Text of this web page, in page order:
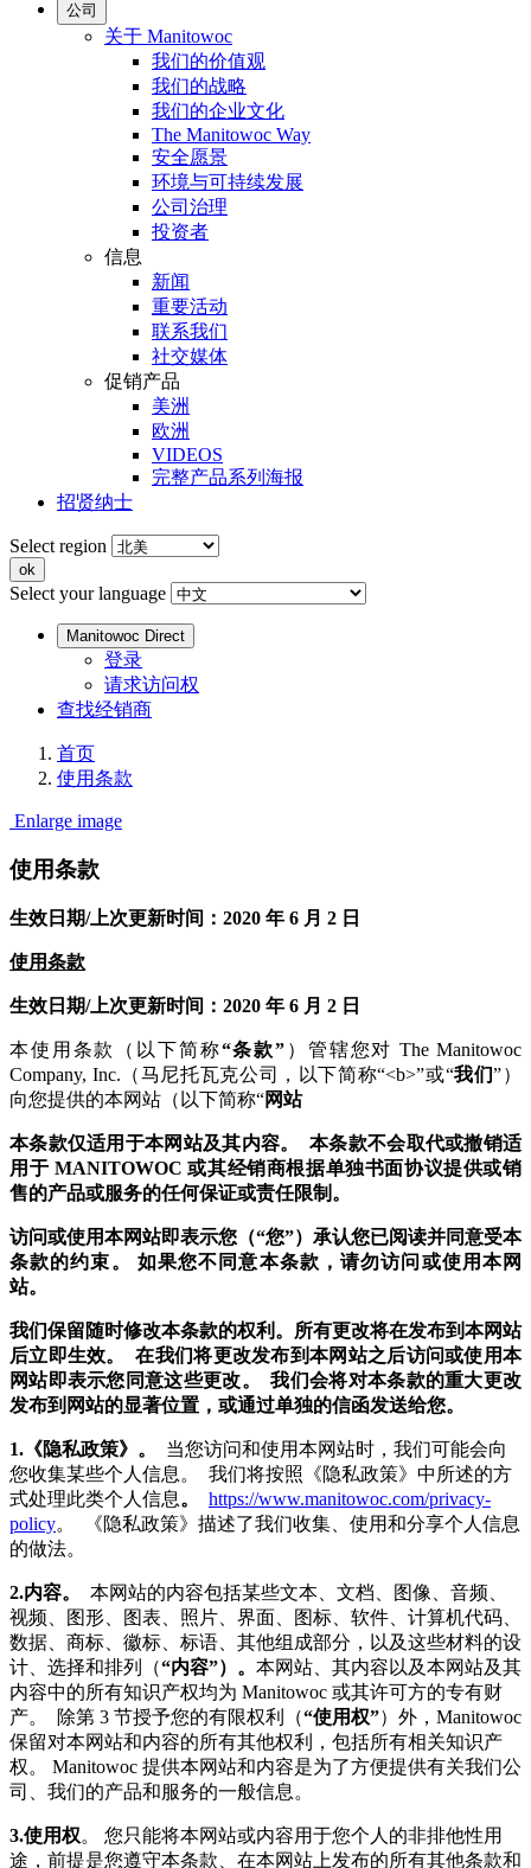
公司
关于 Manitowoc
我们的价值观
我们的战略
我们的企业文化
The Manitowoc Way
安全愿景
环境与可持续发展
公司治理
投资者
信息
新闻
重要活动
联系我们
社交媒体
促销产品
美洲
欧洲
VIDEOS
完整产品系列海报
招贤纳士
Select region
Select your language
Manitowoc Direct
登录
请求访问权
查找经销商
首页
使用条款
Enlarge image
使用条款
生效日期/上次更新时间：2020 年 6 月 2 日
使用条款
生效日期/上次更新时间：2020 年 6 月 2 日
本使用条款（以下简称“条款” ）管辖您对 The Manitowoc
Company, Inc.（马尼托瓦克公司，以下简称“<b>”或“我们”）
向您提供的本网站（以下简称“网站
本条款仅适用于本网站及其内容。 本条款不会取代或撤销适
用于 MANITOWOC 或其经销商根据单独书面协议提供或销
售的产品或服务的任何保证或责任限制。
访问或使用本网站即表示您（“您”）承认您已阅读并同意受本
条款的约束。 如果您不同意本条款，请勿访问或使用本网
站。
我们保留随时修改本条款的权利。所有更改将在发布到本网站
后立即生效。 在我们将更改发布到本网站之后访问或使用本
网站即表示您同意这些更改。 我们会将对本条款的重大更改
发布到网站的显著位置，或通过单独的信函发送给您。
1.《隐私政策》。 当您访问和使用本网站时，我们可能会向
您收集某些个人信息。 我们将按照《隐私政策》中所述的方
式处理此类个人信息。 https://www.manitowoc.com/privacy-
policy。 《隐私政策》描述了我们收集、使用和分享个人信息
的做法。
2.内容。 本网站的内容包括某些文本、文档、图像、音频、
视频、图形、图表、照片、界面、图标、软件、计算机代码、
数据、商标、徽标、标语、其他组成部分，以及这些材料的设
计、选择和排列（“内容”）。 本网站、其内容以及本网站及其
内容中的所有知识产权均为 Manitowoc 或其许可方的专有财
产。 除第 3 节授予您的有限权利（“使用权”）外，Manitowoc
保留对本网站和内容的所有其他权利，包括所有相关知识产
权。 Manitowoc 提供本网站和内容是为了方便提供有关我们公
司、我们的产品和服务的一般信息。
3.使用权。 您只能将本网站或内容用于您个人的非排他性用
途，前提是您遵守本条款、在本网站上发布的所有其他条款和